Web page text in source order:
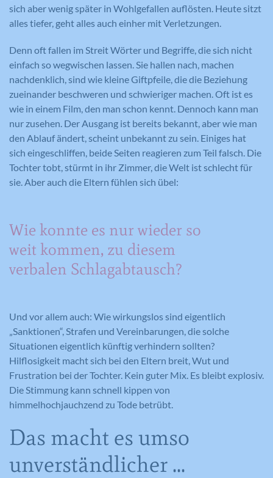
sich aber wenig später in Wohlgefallen auflösten. Heute sitzt
alles tiefer, geht alles auch einher mit Verletzungen.
Denn oft fallen im Streit Wörter und Begriffe, die sich nicht
einfach so wegwischen lassen. Sie hallen nach, machen
nachdenklich, sind wie kleine Giftpfeile, die die Beziehung
zueinander beschweren und schwieriger machen. Oft ist es
wie in einem Film, den man schon kennt. Dennoch kann man
nur zusehen. Der Ausgang ist bereits bekannt, aber wie man
den Ablauf ändert, scheint unbekannt zu sein. Einiges hat
sich eingeschliffen, beide Seiten reagieren zum Teil falsch. Die
Tochter tobt, stürmt in ihr Zimmer, die Welt ist schlecht für
sie. Aber auch die Eltern fühlen sich übel:
Wie konnte es nur wieder so
weit kommen, zu diesem
verbalen Schlagabtausch?
Und vor allem auch: Wie wirkungslos sind eigentlich
„Sanktionen“, Strafen und Vereinbarungen, die solche
Situationen eigentlich künftig verhindern sollten?
Hilflosigkeit macht sich bei den Eltern breit, Wut und
Frustration bei der Tochter. Kein guter Mix. Es bleibt explosiv.
Die Stimmung kann schnell kippen von
himmelhochjauchzend zu Tode betrübt.
Das macht es umso
unverständlicher ...